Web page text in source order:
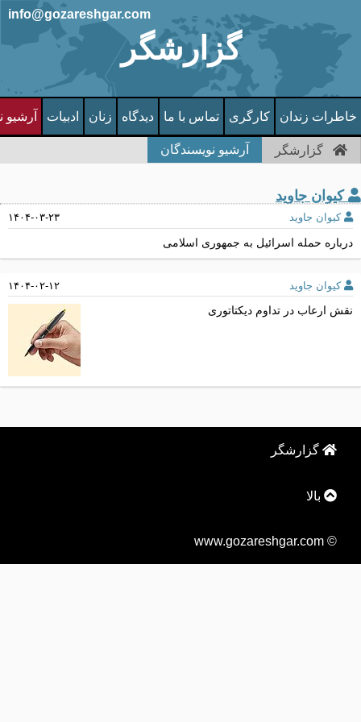
گزارشگر
info@gozareshgar.com
خاطرات زندان کارگری تماس با ما دیدگاه زنان ادبیات آرشیو
گزارشگر آرشیو نویسندگان
کیوان جاوید
کیوان جاوید ۱۴۰۴-۰۳-۲۳
درباره حمله اسرائیل به جمهوری اسلامی
کیوان جاوید ۱۴۰۴-۰۲-۱۲
نقش ارعاب در تداوم دیکتاتوری
گزارشگر
بالا
© www.gozareshgar.com